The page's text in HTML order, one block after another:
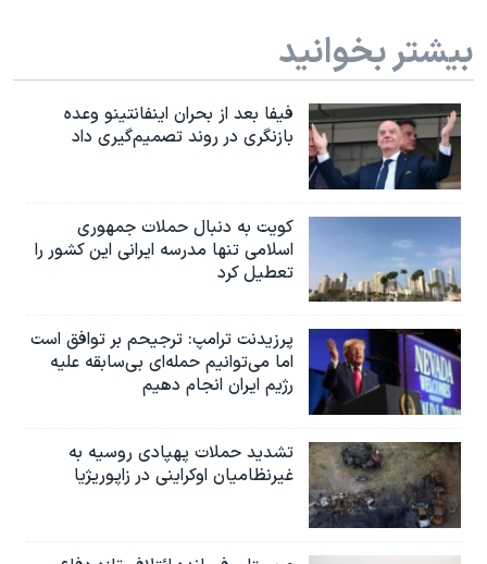
بیشتر بخوانید
فیفا بعد از بحران اینفانتینو وعده
بازنگری در روند تصمیم‌گیری داد
کویت به دنبال حملات جمهوری
اسلامی تنها مدرسه ایرانی این کشور را
تعطیل کرد
پرزیدنت ترامپ: ترجیحم بر توافق است
اما می‌توانیم حمله‌ای بی‌سابقه علیه
رژیم ایران انجام دهیم
تشدید حملات پهپادی روسیه به
غیرنظامیان اوکراینی در زاپوریژیا